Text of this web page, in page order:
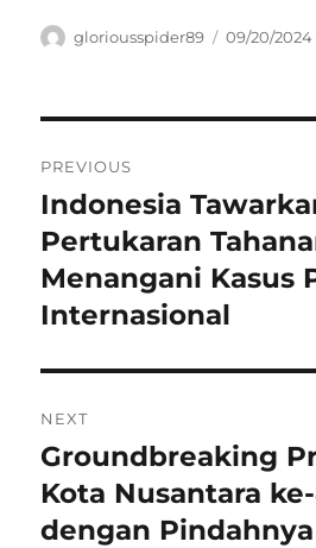
Author
gloriousspider89
Posted
09/20/2024
pos
PREVIOUS
Previous
post:
Indonesia
Pertukaran
Menangani Kasus
Internasional
NEXT
Next
post:
Groundbreaking
Kota Nusantara
dengan